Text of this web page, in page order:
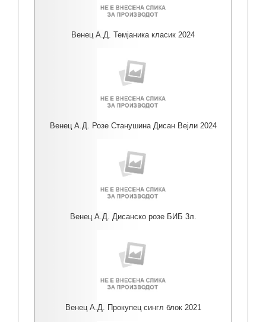
Венец А.Д. Темјаника класик 2024
Венец А.Д. Розе Станушина Дисан Вејли 2024
Венец А.Д. Дисанско розе БИБ 3л.
Венец А.Д. Прокупец сингл блок 2021